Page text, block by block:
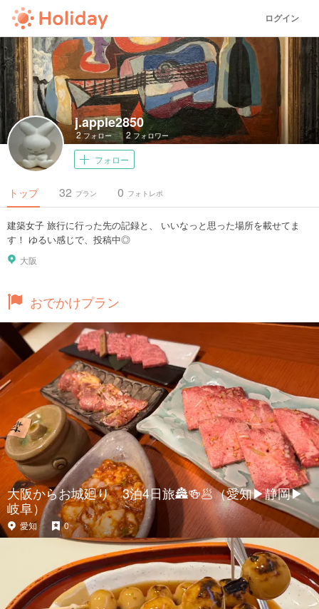
ログイン
j.apple2850
2フォロー 2 フォロワー
フォロー
トップ プラン
32 フォトレポ
0
建築女子 旅行に行った先の記録と、 いいなっと思った場所を載せてま
す！ ゆるい感じで、投稿中◎
大阪
おでかけプラン
大阪からお城廻り 3泊4日旅🏯🍻🥟（愛知▶︎静岡▶︎
岐阜）
愛知 0